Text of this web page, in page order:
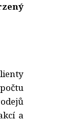
a